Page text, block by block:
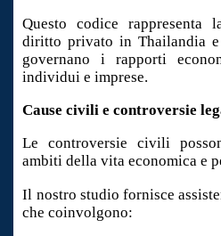
Questo codice rappresenta
diritto privato in Thailandia
governano i rapporti
individui e imprese.
Cause civili e controversie
Le controversie civili
ambiti della vita economica e
Il nostro studio fornisce
che coinvolgono: